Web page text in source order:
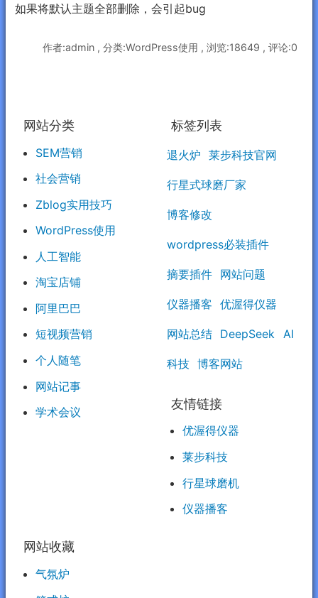
如果将默认主题全部删除，会引起bug
作者:admin , 分类:WordPress使用 , 浏览:18649 , 评论:0
网站分类
SEM营销
社会营销
Zblog实用技巧
WordPress使用
人工智能
淘宝店铺
阿里巴巴
短视频营销
个人随笔
网站记事
学术会议
标签列表
退火炉 莱步科技官网
行星式球磨厂家
博客修改
wordpress必装插件
摘要插件 网站问题
仪器播客 优渥得仪器
网站总结 DeepSeek AI
科技 博客网站
友情链接
优渥得仪器
莱步科技
行星球磨机
仪器播客
网站收藏
气氛炉